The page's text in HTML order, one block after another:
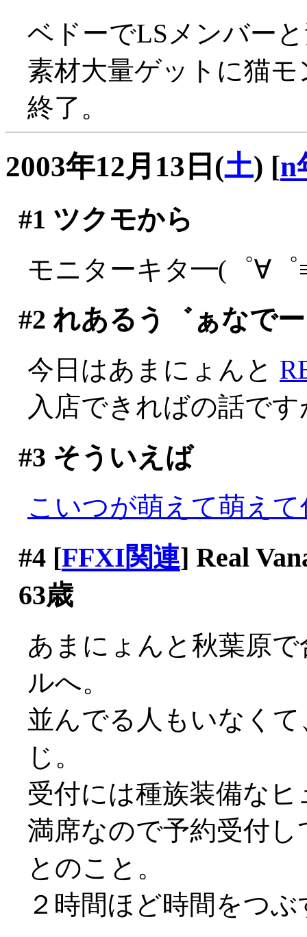
ベドーでLSメンバー
素材大量ゲットに猫
終了。
2003年12月13日(土) [n
#1 ツクモから
モニターキタ━(゜∀
#2 れあるう゛ぁなで
今日はあまにょんと
入店できればの話で
#3 そういえば
こいつが萌えて萌え
#4[FFXI関連] Real
63歳
あまにょんと秋葉原
ルへ。
並んでる人もいなく
じ。
受付には種族装備な
満席なので予約受付
とのこと。
２時間ほど時間をつ